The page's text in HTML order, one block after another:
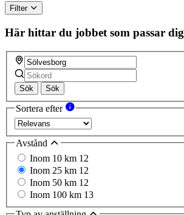
Filter
Här hittar du jobbet som passar dig
Sök Sök
Sortera efter
Avstånd
Inom 10 km 12
Inom 25 km 12
Inom 50 km 12
Inom 100 km 13